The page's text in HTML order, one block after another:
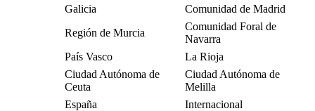
Galicia
Comunidad de Madrid
Región de Murcia
Comunidad Foral de
Navarra
País Vasco
La Rioja
Ciudad Autónoma de
Ceuta
Ciudad Autónoma de
Melilla
España
Internacional